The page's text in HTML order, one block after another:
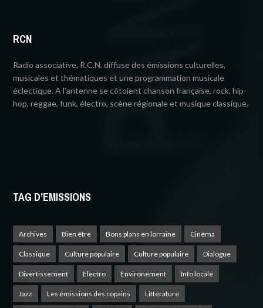
RCN
Radio associative, R.C.N. diffuse des émissions culturelles,
musicales et thématiques et une programmation musicale
éclectique. A l’antenne se côtoient chanson française, rock, hip-
hop, reggae, funk, électro, scène régionale et musique classique.
TAG D’EMISSIONS
Archives Bien être Bons plans en lorraine Cinéma
Classique Culture populaire Culture populaire Dialogue
Divertissement Electro Environement Info locale
Jazz Les émissions des copains Littérature